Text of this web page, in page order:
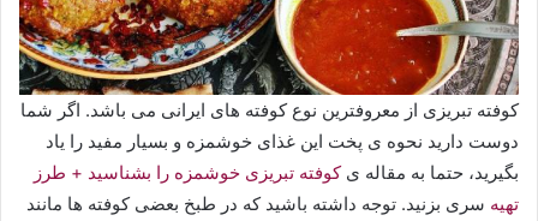
کوفته تبریزی از معروفترین نوع کوفته های ایرانی می باشد. اگر شما
دوست دارید نحوه ی پخت این غذای خوشمزه و بسیار مفید را یاد
بگیرید، حتما به مقاله یکوفته تبریزی خوشمزه را بشناسید + طرز
تهیه سری بزنید. توجه داشته باشید که در طبخ بعضی کوفته ها مانند